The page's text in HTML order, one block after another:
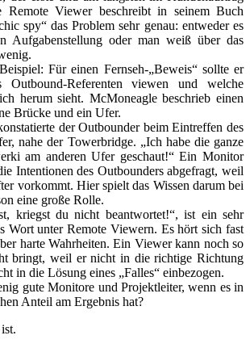
Remote Viewer beschreibt in seinem Buch
spy“ das Problem sehr genau: entweder es
Aufgabenstellung oder man weiß über das
Für einen Fernseh-„Beweis“ sollte er
Outbound-Referenten viewen und welche
herum sieht. McMoneagle beschrieb einen
Brücke und ein Ufer.
der Outbounder beim Eintreffen des
nahe der Towerbridge. „Ich habe die ganze
am anderen Ufer geschaut!“ Ein Monitor
Intentionen des Outbounders abgefragt, weil
vorkommt. Hier spielt das Wissen darum bei
eine große Rolle.
kriegst du nicht beantwortet!“, ist ein sehr
Wort unter Remote Viewern. Es hört sich fast
harte Wahrheiten. Ein Viewer kann noch so
bringt, weil er nicht in die richtige Richtung
in die Lösung eines „Falles“ einbezogen.
gute Monitore und Projektleiter, wenn es in
Anteil am Ergebnis hat?